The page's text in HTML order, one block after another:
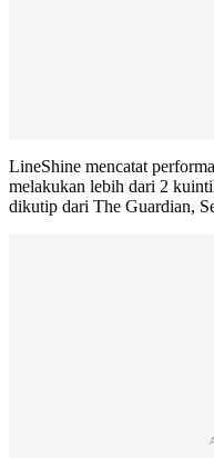
LineShine mencatat
melakukan lebih dari 2
dikutip dari The Guardian,